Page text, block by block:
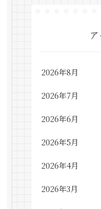
2026年8月
2026年7月
2026年6月
2026年5月
2026年4月
2026年3月